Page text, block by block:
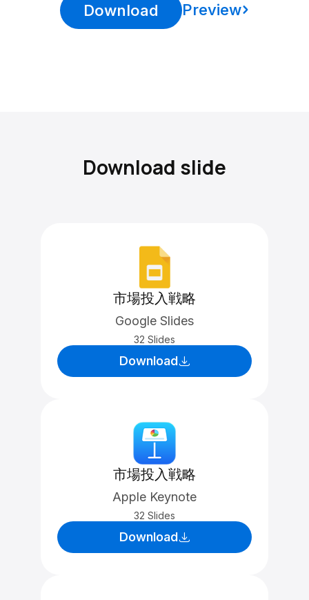
Download Preview
Download slide
市場投入戦略
Google Slides
32 Slides
Download
市場投入戦略
Apple Keynote
32 Slides
Download